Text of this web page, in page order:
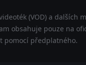
(VOD) a dalších
obsahuje pouze na
pomocí předplatného.